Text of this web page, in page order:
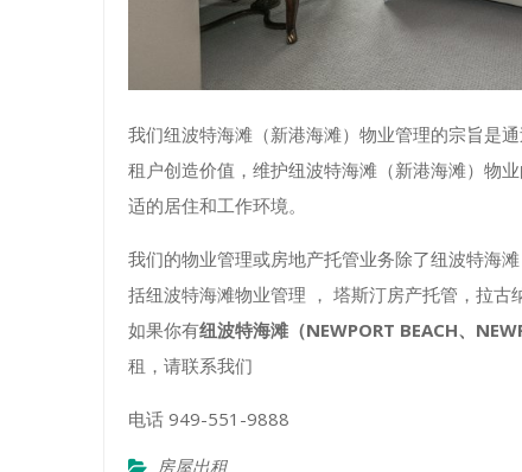
我们纽波特海滩（新港海滩）物业管理的宗旨是
租户创造价值，维护纽波特海滩（新港海滩）物
适的居住和工作环境。
我们的物业管理或房地产托管业务除了纽波特海
括纽波特海滩物业管理 ， 塔斯汀房产托管，拉古
如果你有纽波特海滩（NEWPORT BEACH、
租，请联系我们
电话 949-551-9888
房屋出租